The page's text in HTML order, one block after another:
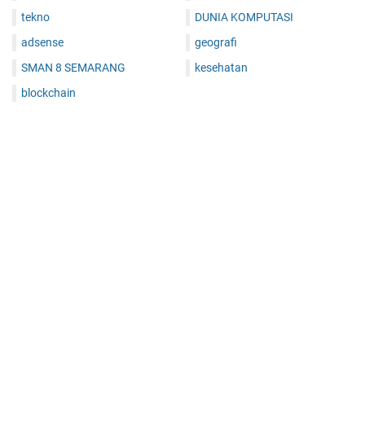
tekno
adsense
SMAN 8 SEMARANG
blockchain
DUNIA KOMPUTASI
geografi
kesehatan